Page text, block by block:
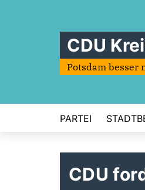
CDU
Potsdam besser
PARTEI
CDU